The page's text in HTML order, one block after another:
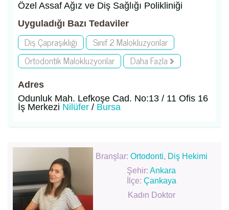
Özel Assaf Ağız ve Diş Sağlığı Polikliniği
Uyguladığı Bazı Tedaviler
Diş Çapraşıklığı
Sınıf 2 Malokluzyonlar
Ortodontik Malokluzyonlar
Daha Fazla
Adres
Odunluk Mah. Lefkoşe Cad. No:13 / 11 Ofis 16
İş Merkezi Nilüfer / Bursa
Branşlar: Ortodonti, Diş Hekimi
Şehir:Ankara
İlçe: Çankaya
Kadın Doktor